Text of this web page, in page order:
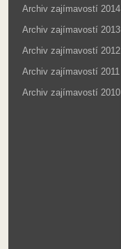
Archiv zajímavostí 2014
Archiv zajímavostí 2013
Archiv zajímavostí 2012
Archiv zajímavostí 2011
Archiv zajímavostí 2010